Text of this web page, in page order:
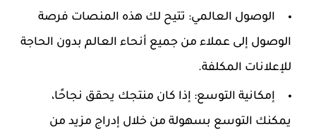
الوصول العالمي: تتيح لك هذه المنصات فرصة
الوصول إلى عملاء من جميع أنحاء العالم بدون الحاجة
للإعلانات المكلفة.
إمكانية التوسع: إذا كان منتجك يحقق نجاحًا،
يمكنك التوسع بسهولة من خلال إدراج مزيد من